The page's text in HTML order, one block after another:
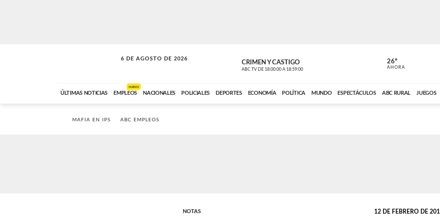
6 DE AGOSTO DE 2026
SOLO MÚSICA CRIMEN Y CASTIGO
ABC TV DE 18:00:00 A 18:59:00 ABC CARDINAL
26º
AHORA
ÚLTIMAS NOTICIAS EMPLEOS
NUEVO
NACIONALES POLICIALES DEPORTES ECONOMÍA POLÍTICA MUNDO ESPECTÁCULOS ABC RURAL JUEGOS
MAFIA EN IPS ABC EMPLEOS
NOTAS 12 DE FEBRERO DE